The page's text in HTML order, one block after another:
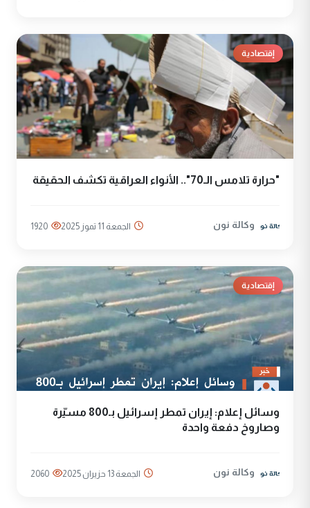
إقتصادية
"حرارة تلامس الـ70".. الأنواء العراقية تكشف الحقيقة
وكالة نون الجمعة 11 تموز 2025 1920
إقتصادية
وسائل إعلام: إيران تمطر إسرائيل بـ800 مسيّرة
وصاروخ دفعة واحدة
وكالة نون الجمعة 13 حزيران 2025 2060